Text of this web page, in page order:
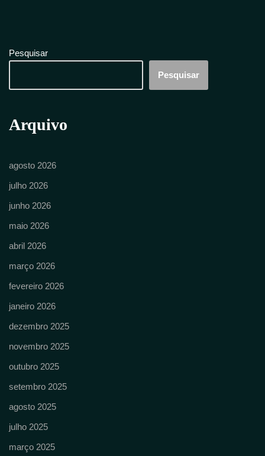
Pesquisar
Pesquisar
Arquivo
agosto 2026
julho 2026
junho 2026
maio 2026
abril 2026
março 2026
fevereiro 2026
janeiro 2026
dezembro 2025
novembro 2025
outubro 2025
setembro 2025
agosto 2025
julho 2025
março 2025